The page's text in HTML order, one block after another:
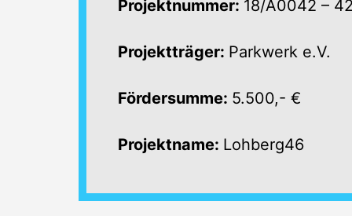
Projektnummer: 18/A0042 –
Projektträger: Parkwerk e.V.
Fördersumme: 5.500,- €
Projektname: Lohberg46